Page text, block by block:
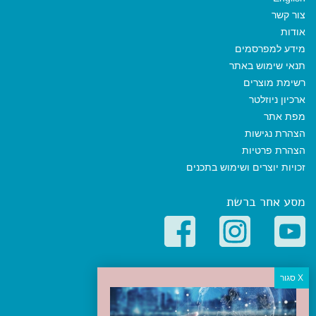
צור קשר
אודות
מידע למפרסמים
תנאי שימוש באתר
רשימת מוצרים
ארכיון ניוזלטר
מפת אתר
הצהרת נגישות
הצהרת פרטיות
זכויות יוצרים ושימוש בתכנים
מסע אחר ברשת
קטגוריות פופולריות
יעדים